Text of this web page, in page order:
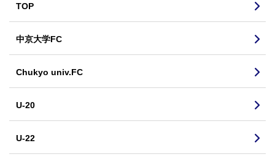
TOP
中京大学FC
Chukyo univ.FC
U-20
U-22